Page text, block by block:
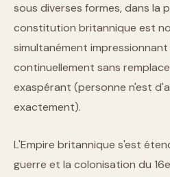
sous diverses formes, dans la
constitution britannique est
simultanément impressionnant
continuellement sans
exaspérant (personne n'est
exactement).
L'Empire britannique s'est
guerre et la colonisation du